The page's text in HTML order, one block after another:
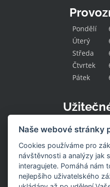
Pondělí
Úterý
Středa
Čtvrtek
Pátek
O
Naše
Naše webové stránky
Cookies používáme pro
návštěvnosti a analýzy jak
interagujete. Pomáhá nám
nejlepšího uživatelského